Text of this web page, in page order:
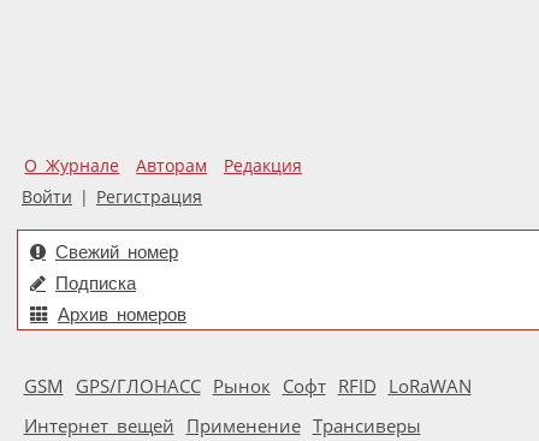
О Журнале Авторам
Редакция
Войти | Регистрация
Свежий номер
Подписка
Архив номеров
GSM GPS/ГЛОНАСС Рынок Софт RFID LoRaWAN
Интернет вещей Применение Трансиверы